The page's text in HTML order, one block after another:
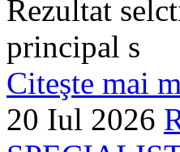
Rezultat
principal s
Citeşte mai
20 Iul 2026